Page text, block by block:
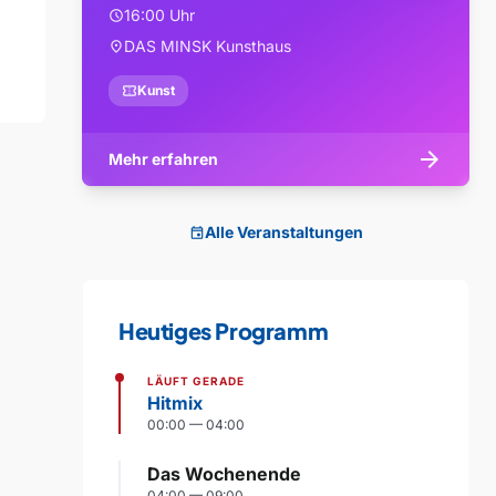
schedule16:00 Uhr
location_onDAS MINSK Kunsthaus
confirmation_numberKunst
Mehr erfahren arrow_forward
eventAlle Veranstaltungen
Heutiges Programm
LÄUFT GERADE
Hitmix
00:00 — 04:00
Das Wochenende